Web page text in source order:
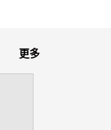
更多